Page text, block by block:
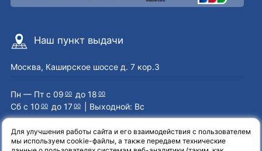
Наш пункт выдачи
Москва, Каширское шоссе д. 7 кор.3
Пн — Пт с 09 00 до 18 00
Сб с 10 00 до 1700 | Выходной: Вс
Наши контакты
Для улучшения работы сайта и его взаимодействия с пользователем
мы используем cookie-файлы, а также передаем технические